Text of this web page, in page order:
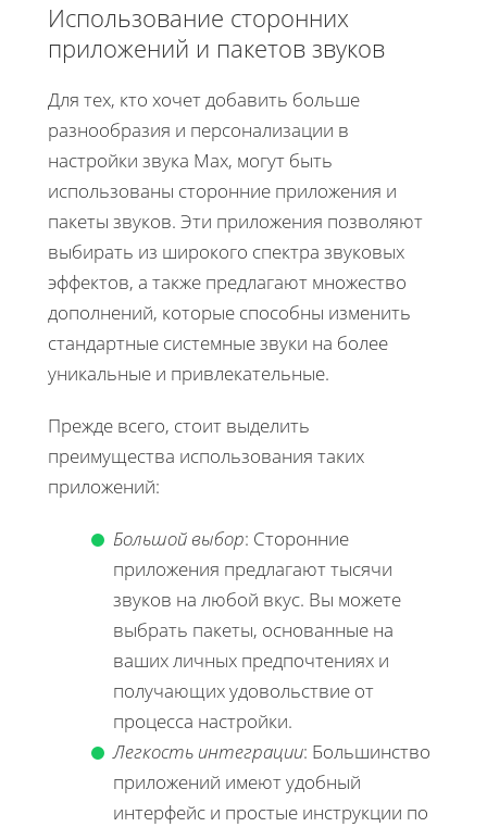
Использование сторонних
приложений и пакетов звуков
Для тех, кто хочет добавить больше
разнообразия и персонализации в
настройки звука Max, могут быть
использованы сторонние приложения и
пакеты звуков. Эти приложения позволяют
выбирать из широкого спектра звуковых
эффектов, а также предлагают множество
дополнений, которые способны изменить
стандартные системные звуки на более
уникальные и привлекательные.
Прежде всего, стоит выделить
преимущества использования таких
приложений:
Большой выбор: Сторонние
приложения предлагают тысячи
звуков на любой вкус. Вы можете
выбрать пакеты, основанные на
ваших личных предпочтениях и
получающих удовольствие от
процесса настройки.
Легкость интеграции: Большинство
приложений имеют удобный
интерфейс и простые инструкции по